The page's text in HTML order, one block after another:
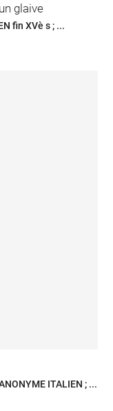
glaive
Montagna, Bartolomeo ; ANONYME ITALIEN fin XVè s ; ...
Fra Bartolomeo (Baccio della Porta, dit) ; ANONYME ITALIEN ; ...